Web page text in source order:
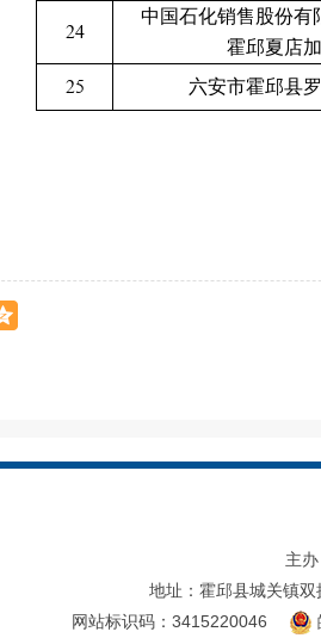
24
中国石化销售股份有
霍邱夏店
25
六安市霍邱县
主
地址：霍邱县城关镇双
网站标识码：3415220046